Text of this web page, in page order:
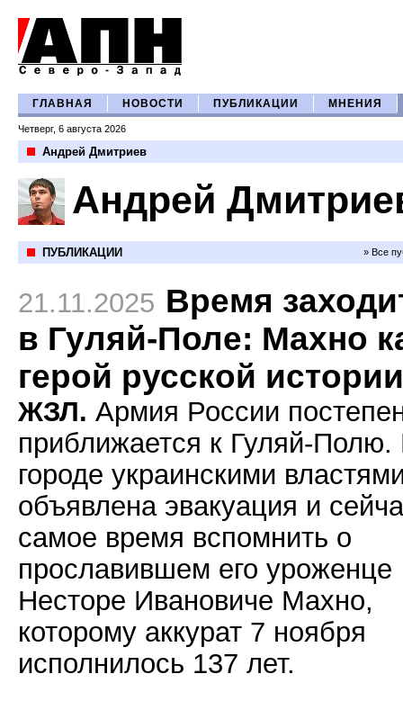
ГЛАВНАЯ НОВОСТИ ПУБЛИКАЦИИ МНЕНИЯ
Четверг, 6 августа 2026
Андрей Дмитриев
Андрей
ПУБЛИКАЦИИ » Все
21.11.2025 Время
в Гуляй-Поле: Махно
герой русской истории
ЖЗЛ. Армия России
приближается к Гуляй-Полю.
городе украинскими
объявлена эвакуация и
самое время вспомнить о
прославившем его уроженце
Несторе Ивановиче Махно,
которому аккурат 7 ноября
исполнилось 137 лет.